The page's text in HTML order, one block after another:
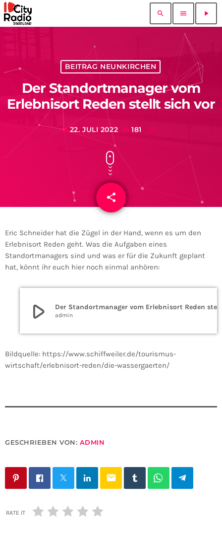
search menu play_arrow
BEITRAG NEUNKIRCHEN
Der Standortmanager vom
Erlebnisort Reden stellt sich vor
today 22. JULI 2022 181
share
email
Eric Schneider hat die Zügel in der Hand, wenn es um den
Erlebnisort Reden geht. Was die Aufgaben eines
Standortmanagers sind und was er für die Zukunft geplant
hat, könnt ihr euch hier noch einmal anhören:
play_arrow admin
Bildquelle: https://www.schiffweiler.de/tourismus-
wirtschaft/erlebnisort-reden/die-wassergaerten/
GESCHRIEBEN VON: ADMIN
email
RATE IT